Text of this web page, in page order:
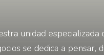
unidad especializada
se dedica a pensar,